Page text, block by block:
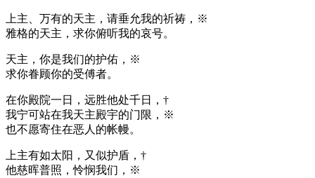
上主、万有的天主，请垂允我的祈祷，※
雅格的天主，求你俯听我的哀号。
天主，你是我们的护佑，※
求你眷顾你的受傅者。
在你殿院一日，远胜他处千日，†
我宁可站在我天主殿宇的门限，※
也不愿寄住在恶人的帐幔。
上主有如太阳，又似护盾，†
他慈晖普照，怜悯我们，※